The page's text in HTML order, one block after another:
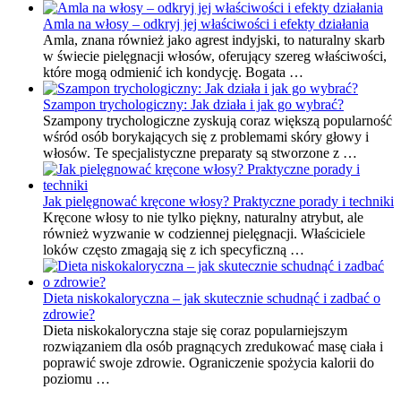
Amla na włosy – odkryj jej właściwości i efekty działania
Amla, znana również jako agrest indyjski, to naturalny skarb
w świecie pielęgnacji włosów, oferujący szereg właściwości,
które mogą odmienić ich kondycję. Bogata …
Szampon trychologiczny: Jak działa i jak go wybrać?
Szampony trychologiczne zyskują coraz większą popularność
wśród osób borykających się z problemami skóry głowy i
włosów. Te specjalistyczne preparaty są stworzone z …
Jak pielęgnować kręcone włosy? Praktyczne porady i techniki
Kręcone włosy to nie tylko piękny, naturalny atrybut, ale
również wyzwanie w codziennej pielęgnacji. Właściciele
loków często zmagają się z ich specyficzną …
Dieta niskokaloryczna – jak skutecznie schudnąć i zadbać o
zdrowie?
Dieta niskokaloryczna staje się coraz popularniejszym
rozwiązaniem dla osób pragnących zredukować masę ciała i
poprawić swoje zdrowie. Ograniczenie spożycia kalorii do
poziomu …